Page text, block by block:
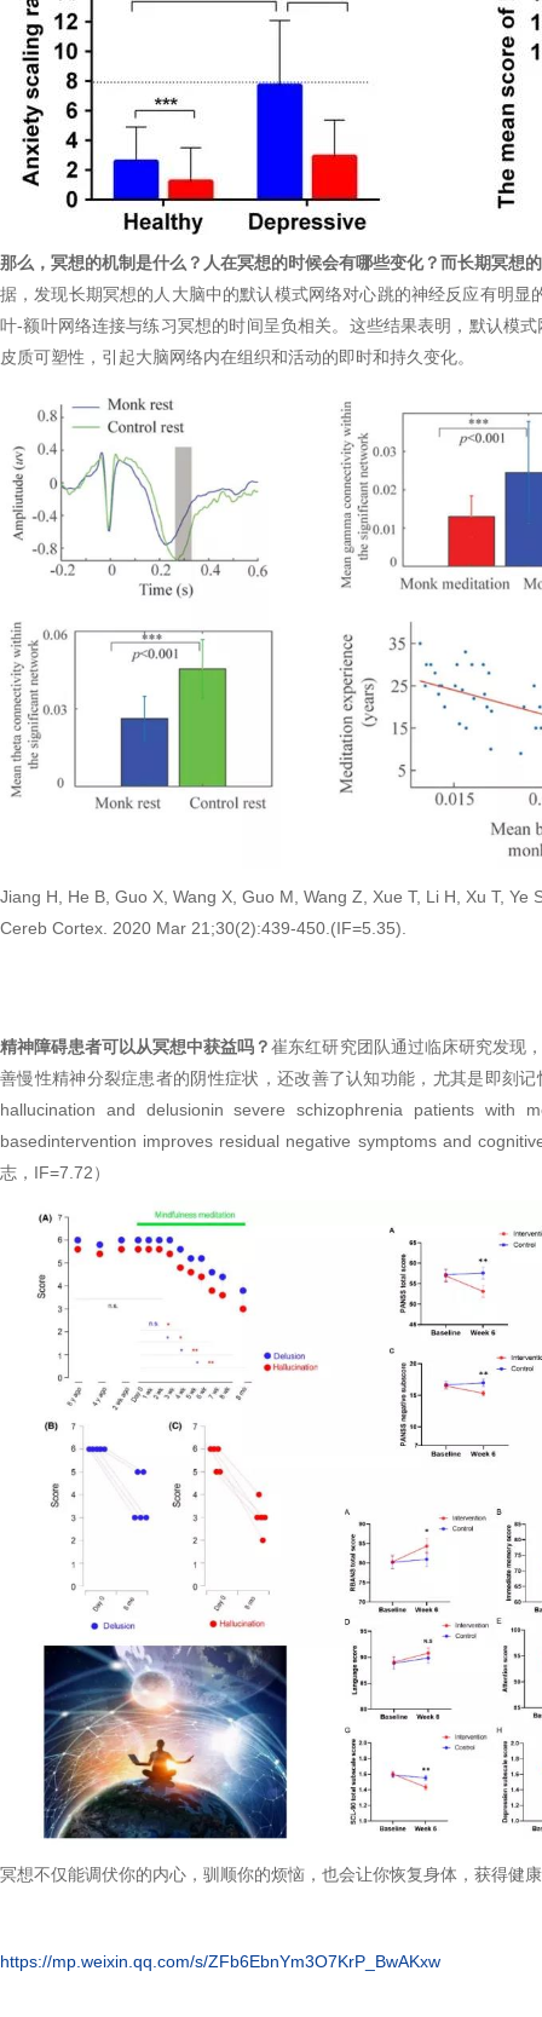
那么，冥想的机制是什么？人在冥想的时候会有哪些变化？而长期冥想
据，发现长期冥想的人大脑中的默认模式网络对心跳的神经反应有明
叶-额叶网络连接与练习冥想的时间呈负相关。这些结果表明，默认模
皮质可塑性，引起大脑网络内在组织和活动的即时和持久变化。
Jiang H, He B, Guo X, Wang X, Guo M, Wang Z, Xue T, Li H, Xu T,
Cereb Cortex. 2020 Mar 21;30(2):439-450.(IF=5.35).
精神障碍患者可以从冥想中获益吗？崔东红研究团队通过临床研究发现
善慢性精神分裂症患者的阴性症状，还改善了认知功能，尤其是即刻
hallucination and delusionin severe schizophrenia patients
basedintervention improves residual negative symptoms and
志，IF=7.72）
冥想不仅能调伏你的内心，驯顺你的烦恼，也会让你恢复身体，获得健
https://mp.weixin.qq.com/s/ZFb6EbnYm3O7KrP_BwAKxw